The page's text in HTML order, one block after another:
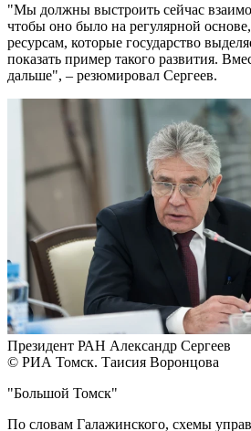
"Мы должны выстроить сейчас
чтобы оно было на регулярной
ресурсам, которые государство
показать пример такого развития.
дальше", – резюмировал Сергеев.
Президент РАН Александр Сергеев
© РИА Томск. Таисия Воронцова
"Большой Томск"
По словам Галажинского, схемы